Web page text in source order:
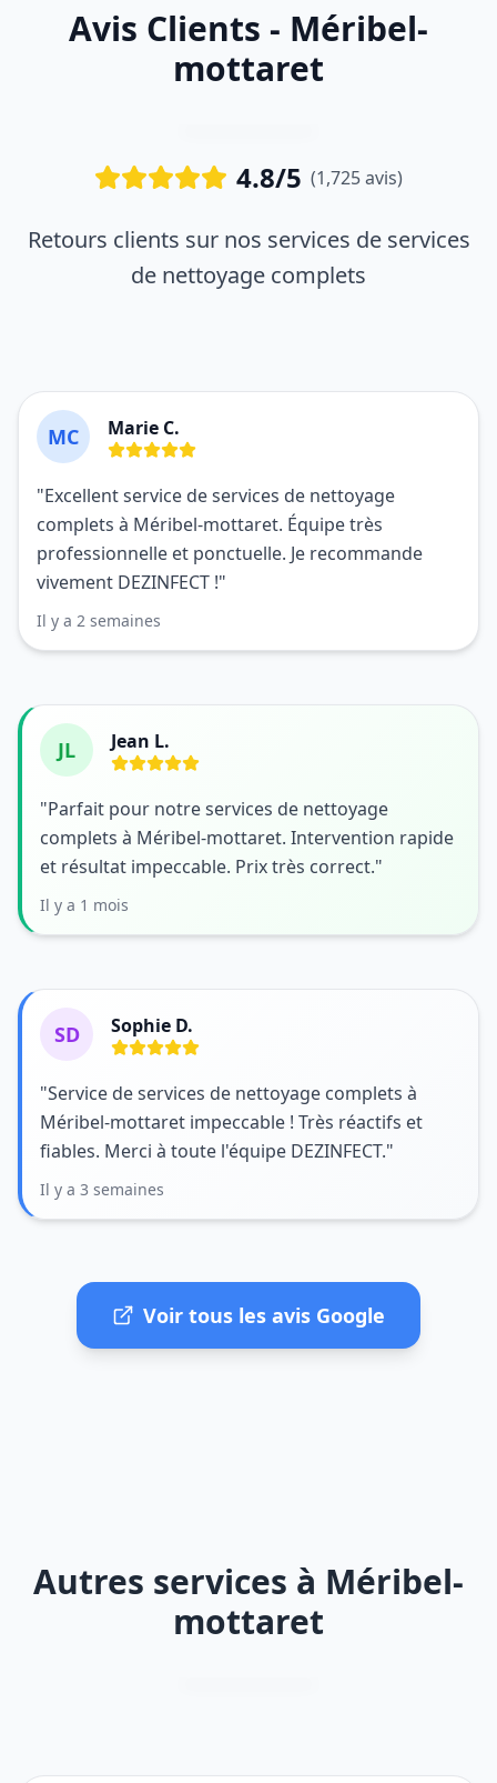
Avis Clients - Méribel-
mottaret
4.8/5 (1,725 avis)
Retours clients sur nos services de services
de nettoyage complets
MC Marie C.
"Excellent service de services de nettoyage
complets à Méribel-mottaret. Équipe très
professionnelle et ponctuelle. Je recommande
vivement DEZINFECT !"
Il y a 2 semaines
JL Jean L.
"Parfait pour notre services de nettoyage
complets à Méribel-mottaret. Intervention rapide
et résultat impeccable. Prix très correct."
Il y a 1 mois
SD Sophie D.
"Service de services de nettoyage complets à
Méribel-mottaret impeccable ! Très réactifs et
fiables. Merci à toute l'équipe DEZINFECT."
Il y a 3 semaines
Voir tous les avis Google
Autres services à Méribel-
mottaret